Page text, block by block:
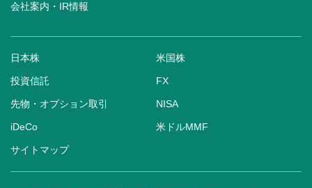
会社案内・IR情報
日本株 米国株
投資信託 FX
先物・オプション取引 NISA
iDeCo 米ドルMMF
サイトマップ